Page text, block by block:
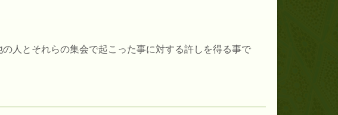
人とそれらの集会で起こった事に対する許しを得る事で